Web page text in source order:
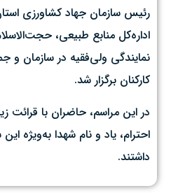
رئیس سازمان جهاد کشاورزی
اداره‌کل منابع طبیعی،
نمایندگی ولی‌فقیه در سازمان و
کارکنان برگزار شد.
در این مراسم، حاضران با قرائت
احترام، یاد و نام شهدا به‌ویژه
داشتند.